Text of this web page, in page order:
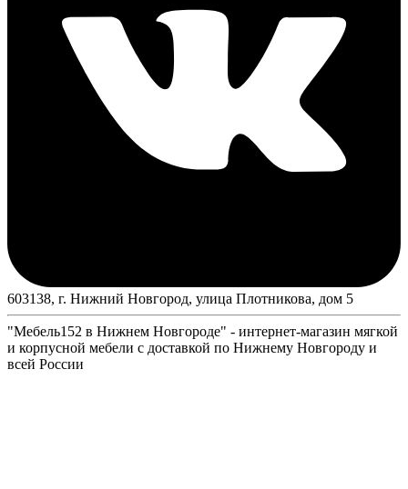
603138, г. Нижний Новгород, улица Плотникова, дом 5
"Мебель152 в Нижнем Новгороде" - интернет-магазин мягкой
и корпусной мебели с доставкой по Нижнему Новгороду и
всей России